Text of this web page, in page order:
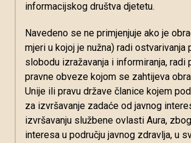
informacijskog društva djetetu.
Navedeno se ne primjenjuje ako je
mjeri u kojoj je nužna) radi ostvarivanja
slobodu izražavanja i informiranja, radi
pravne obveze kojom se zahtijeva
Unije ili pravu države članice kojem
za izvršavanje zadaće od javnog
izvršavanju službene ovlasti Aura,
interesa u području javnog zdravlja, u